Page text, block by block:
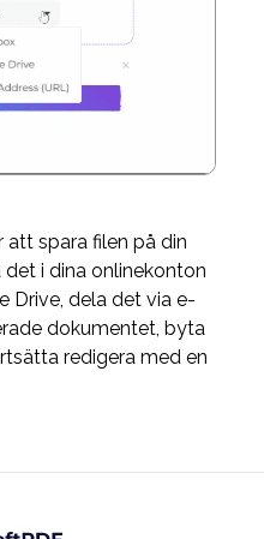
att spara filen på din
det i dina onlinekonton
Drive, dela det via e-
dokumentet, byta
redigera med en